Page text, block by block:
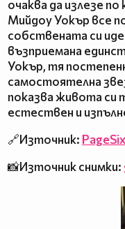
очаква да излезе
Мийдоу Уокър все
собствената си
възприемана
Уокър, тя
самостоятелна
показва живота си
естествен и
🔗Източник: PageSix
📸Източник снимки: